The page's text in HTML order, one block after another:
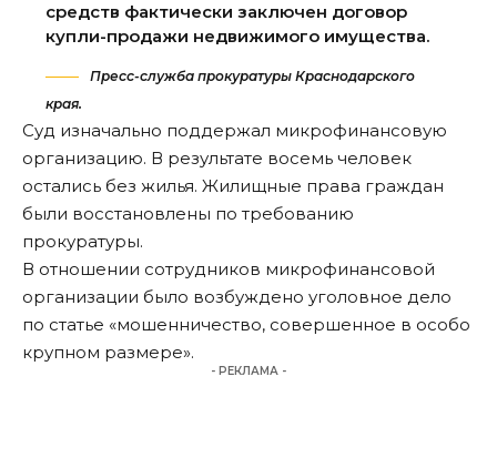
средств фактически заключен договор
купли-продажи недвижимого имущества.
Пресс-служба прокуратуры Краснодарского
края.
Суд изначально поддержал микрофинансовую
организацию. В результате восемь человек
остались без жилья. Жилищные права граждан
были восстановлены по требованию
прокуратуры.
В отношении сотрудников микрофинансовой
организации было возбуждено уголовное дело
по статье «мошенничество, совершенное в особо
крупном размере».
- РЕКЛАМА -